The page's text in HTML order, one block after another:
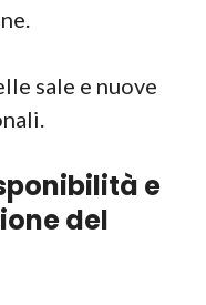
sale e nuove
e
del